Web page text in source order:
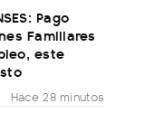
Pago
Familiares
este
Hace 28 minutos